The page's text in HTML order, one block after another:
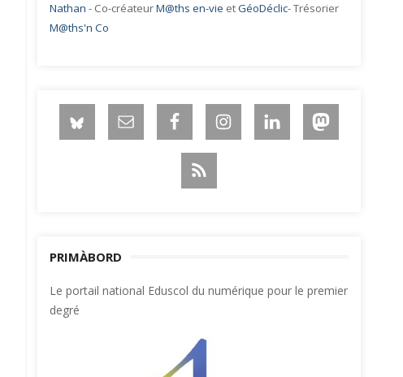
Nathan - Co-créateurM@ths en-vie etGéoDéclic- Trésorier
M@ths'n Co
PRIMÀBORD
Le portail national Eduscol du numérique pour le premier
degré